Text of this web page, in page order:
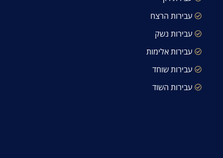
עבירות הרצח
עבירות נשק
עבירות אלימות
עבירות שוחד
עבירות השוד